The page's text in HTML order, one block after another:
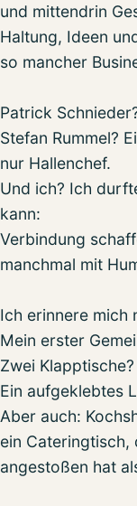
und mittendrin
Haltung, Ideen
so mancher
Patrick
Stefan Rummel?
nur Hallenchef.
Und ich? Ich
kann:
Verbindung
manchmal mit
Ich erinnere mich
Mein erster
Zwei
Ein aufgeklebtes
Aber auch:
ein Cateringtisch,
angestoßen hat